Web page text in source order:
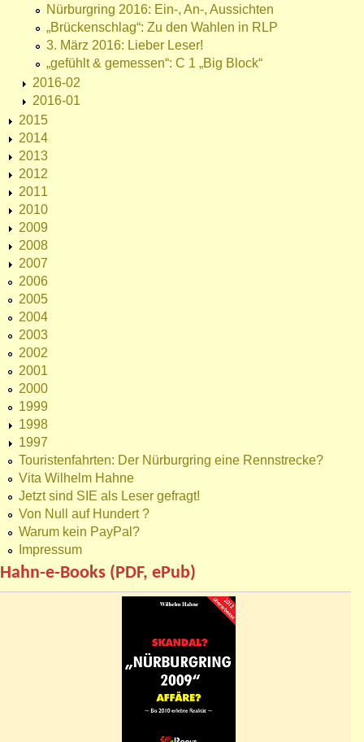
Nürburgring 2016: Ein-, An-, Aussichten
„Brückenschlag“: Zu den Wahlen in RLP
3. März 2016: Lieber Leser!
„gefühlt & gemessen“: C 1 „Big Block“
2016-02
2016-01
2015
2014
2013
2012
2011
2010
2009
2008
2007
2006
2005
2004
2003
2002
2001
2000
1999
1998
1997
Touristenfahrten: Der Nürburgring eine Rennstrecke?
Vita Wilhelm Hahne
Jetzt sind SIE als Leser gefragt!
Von Null auf Hundert ?
Warum kein PayPal?
Impressum
Hahn-e-Books (PDF, ePub)